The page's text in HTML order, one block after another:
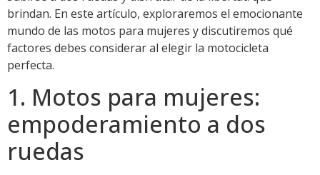
brindan. En este artículo, exploraremos el emocionante
mundo de las motos para mujeres y discutiremos qué
factores debes considerar al elegir la motocicleta
perfecta.
1. Motos para mujeres:
empoderamiento a dos
ruedas